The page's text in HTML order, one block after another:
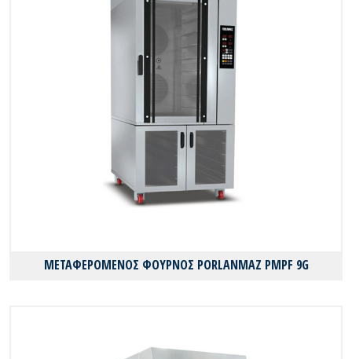
ΜΕΤΑΦΕΡΟΜΕΝΟΣ ΦΟΥΡΝΟΣ PORLANMAZ PMPF 9G